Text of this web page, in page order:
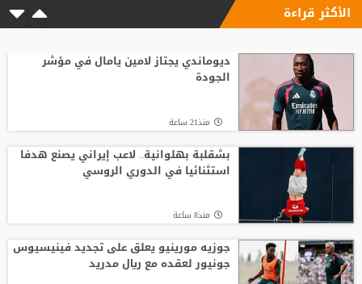
الأكثر قراءة
ديوماندي يجتاز لامين يامال في مؤشر
الجودة
منذ21 ساعة
بشقلبة بهلوانية.. لاعب إيراني يصنع هدفا
استثنائيا في الدوري الروسي
منذ8 ساعة
جوزيه مورينيو يعلق على تجديد فينيسيوس
جونيور لعقده مع ريال مدريد